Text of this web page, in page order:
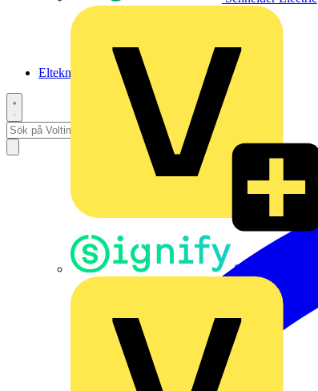
Signify
Elteknikpodden